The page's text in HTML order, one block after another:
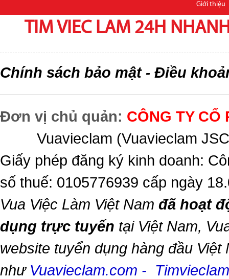
Giới thiệu
TIM VIEC LAM 24H
Chính sách bảo mật- Điều
Đơn vị chủ quản: CÔNG TY CỔ
Vuavieclam (Vuavieclam
Giấy phép đăng ký kinh doanh:
số thuế: 0105776939 cấp ngày
Vua Việc Làm Việt Nam đã hoạt
dụng trực tuyến tại Việt Nam,
website tuyển dụng hàng đầu Việt
như Vuavieclam.com -